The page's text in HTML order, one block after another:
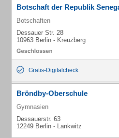
Botschaft der Republik
Botschaften
Dessauer Str. 28
10963 Berlin - Kreuzberg
Gratis-Digitalcheck
Bröndby-Oberschule
Gymnasien
Dessauerstr. 63
12249 Berlin - Lankwitz